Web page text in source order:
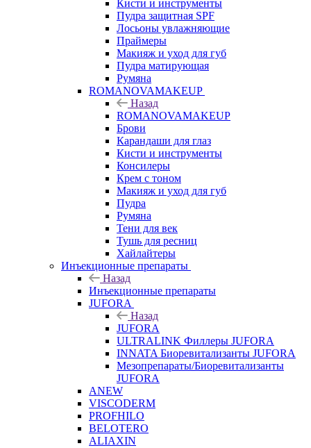
Кисти и инструменты
Пудра защитная SPF
Лосьоны увлажняющие
Праймеры
Макияж и уход для губ
Пудра матирующая
Румяна
ROMANOVAMAKEUP
Назад
ROMANOVAMAKEUP
Брови
Карандаши для глаз
Кисти и инструменты
Консилеры
Крем с тоном
Макияж и уход для губ
Пудра
Румяна
Тени для век
Тушь для ресниц
Хайлайтеры
Инъекционные препараты
Назад
Инъекционные препараты
JUFORA
Назад
JUFORA
ULTRALINK Филлеры JUFORA
INNATA Биоревитализанты JUFORA
Мезопрепараты/Биоревитализанты
JUFORA
ANEW
VISCODERM
PROFHILO
BELOTERO
ALIAXIN